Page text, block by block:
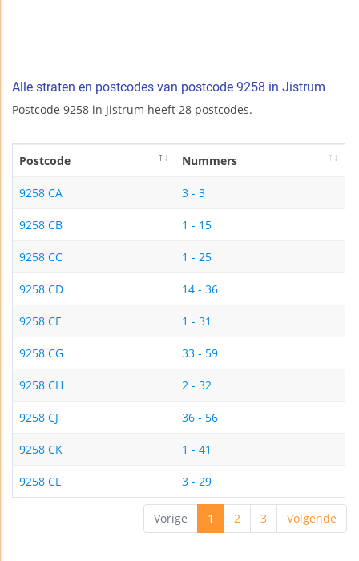
Alle straten en postcodes van postcode 9258 in Jistrum
Postcode 9258 in Jistrum heeft 28 postcodes.
Postcode Nummers
9258 CA 3 - 3
9258 CB 1 - 15
9258 CC 1 - 25
9258 CD 14 - 36
9258 CE 1 - 31
9258 CG 33 - 59
9258 CH 2 - 32
9258 CJ 36 - 56
9258 CK 1 - 41
9258 CL 3 - 29
Vorige 1 2 3 Volgende